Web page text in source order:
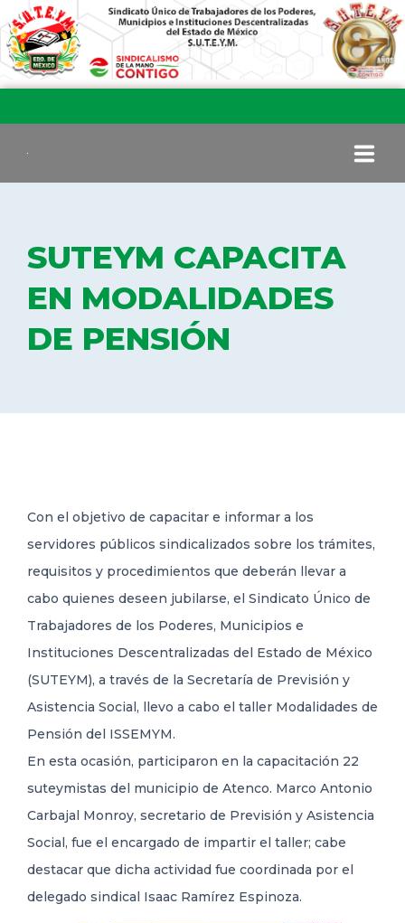
COMITÉ EJECUTIVO
COMISIÓN DE VIGILANCIA
TRANSPARENCIA
SUTEYM CAPACITA
EN MODALIDADES
DE PENSIÓN
Con el objetivo de capacitar e informar a los
servidores públicos sindicalizados sobre los trámites,
requisitos y procedimientos que deberán llevar a
cabo quienes deseen jubilarse, el Sindicato Único de
Trabajadores de los Poderes, Municipios e
Instituciones Descentralizadas del Estado de México
(SUTEYM), a través de la Secretaría de Previsión y
Asistencia Social, llevo a cabo el taller Modalidades de
Pensión del ISSEMYM.
En esta ocasión, participaron en la capacitación 22
suteymistas del municipio de Atenco. Marco Antonio
Carbajal Monroy, secretario de Previsión y Asistencia
Social, fue el encargado de impartir el taller; cabe
destacar que dicha actividad fue coordinada por el
delegado sindical Isaac Ramírez Espinoza.